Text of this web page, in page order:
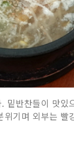
반찬들이 맛
기며 외부는